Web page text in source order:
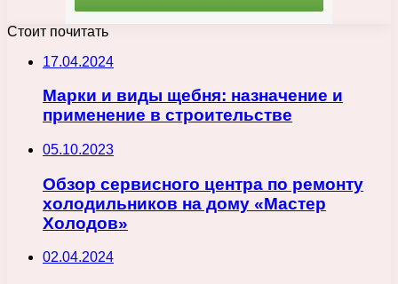
Стоит почитать
17.04.2024
Марки и виды щебня: назначение и
применение в строительстве
05.10.2023
Обзор сервисного центра по ремонту
холодильников на дому «Мастер
Холодов»
02.04.2024